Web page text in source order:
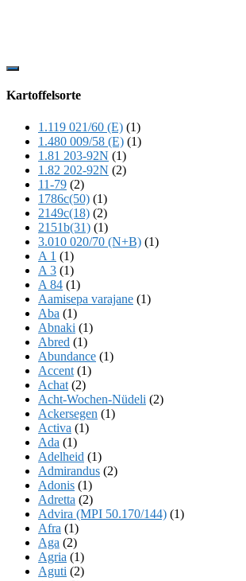
Show
Content
Kartoffelsorte
1.119 021/60 (E) (1)
1.480 009/58 (E) (1)
1.81 203-92N (1)
1.82 202-92N (2)
11-79 (2)
1786c(50) (1)
2149c(18) (2)
2151b(31) (1)
3.010 020/70 (N+B) (1)
A 1 (1)
A 3 (1)
A 84 (1)
Aamisepa varajane (1)
Aba (1)
Abnaki (1)
Abred (1)
Abundance (1)
Accent (1)
Achat (2)
Acht-Wochen-Nüdeli (2)
Ackersegen (1)
Activa (1)
Ada (1)
Adelheid (1)
Admirandus (2)
Adonis (1)
Adretta (2)
Advira (MPI 50.170/144) (1)
Afra (1)
Aga (2)
Agria (1)
Aguti (2)